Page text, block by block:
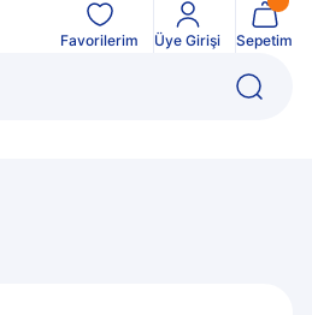
Favorilerim Üye Girişi Sepetim